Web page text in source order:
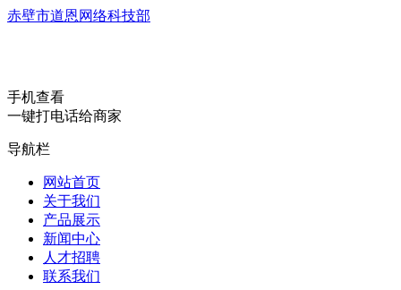
赤壁市道恩网络科技部
手机查看
一键打电话给商家
导航栏
网站首页
关于我们
产品展示
新闻中心
人才招聘
联系我们